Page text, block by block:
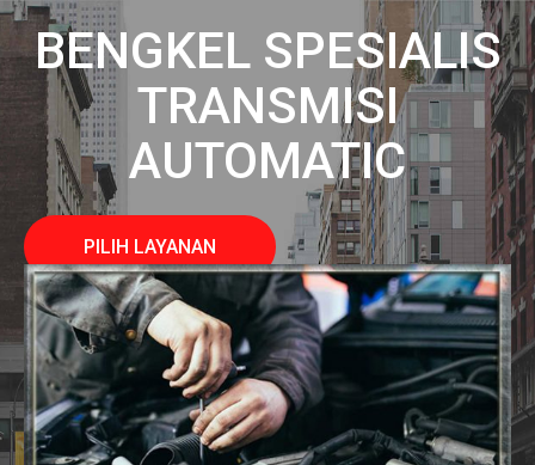
BENGKEL SPESIALIS
TRANSMISI
AUTOMATIC
PILIH LAYANAN